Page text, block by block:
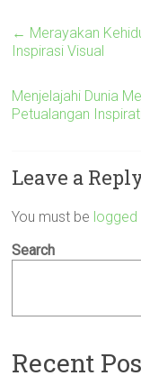
← Merayakan
Inspirasi Visual
Menjelajahi Dunia
Petualangan
Leave a
You must be logged
Search
Recent